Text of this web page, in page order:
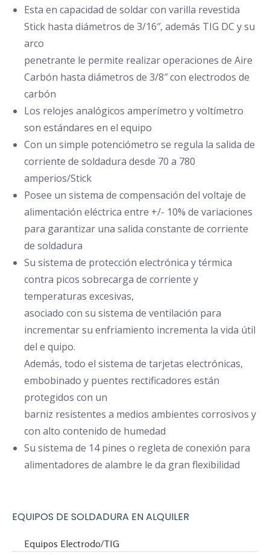
Esta en capacidad de soldar con varilla revestida
Stick hasta diámetros de 3/16″, además TIG DC y su
arco
penetrante le permite realizar operaciones de Aire
Carbón hasta diámetros de 3/8″ con electrodos de
carbón
Los relojes analógicos amperímetro y voltímetro
son estándares en el equipo
Con un simple potenciómetro se regula la salida de
corriente de soldadura desde 70 a 780
amperios/Stick
Posee un sistema de compensación del voltaje de
alimentación eléctrica entre +/- 10% de variaciones
para garantizar una salida constante de corriente
de soldadura
Su sistema de protección electrónica y térmica
contra picos sobrecarga de corriente y
temperaturas excesivas,
asociado con su sistema de ventilación para
incrementar su enfriamiento incrementa la vida útil
del e quipo.
Además, todo el sistema de tarjetas electrónicas,
embobinado y puentes rectificadores están
protegidos con un
barniz resistentes a medios ambientes corrosivos y
con alto contenido de humedad
Su sistema de 14 pines o regleta de conexión para
alimentadores de alambre le da gran flexibilidad
EQUIPOS DE SOLDADURA EN ALQUILER
Equipos Electrodo/TIG